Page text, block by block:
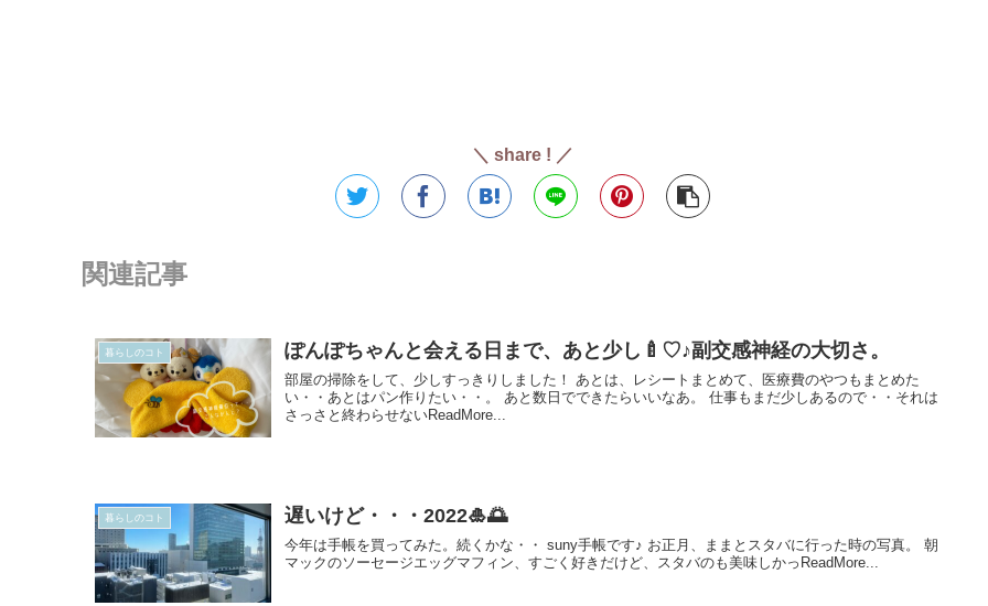
＼ share ! ／
関連記事
暮らしのコト ぽんぽちゃんと会える日まで、あと少し🍼♡♪副交感神経の大切さ。
部屋の掃除をして、少しすっきりしました！ あとは、レシートまとめて、医療費のやつもまとめた
い・・あとはパン作りたい・・。 あと数日でできたらいいなあ。 仕事もまだ少しあるので・・それは
さっさと終わらせないReadMore...
暮らしのコト 遅いけど・・・2022🎍🌅
今年は手帳を買ってみた。続くかな・・ suny手帳です♪ お正月、ままとスタバに行った時の写真。 朝
マックのソーセージエッグマフィン、すごく好きだけど、スタバのも美味しかっReadMore...